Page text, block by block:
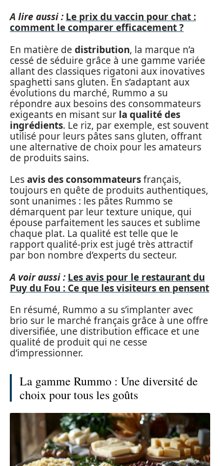
A lire aussi : Le prix du vaccin pour chat :
comment le comparer efficacement ?
En matière de distribution, la marque n’a
cessé de séduire grâce à une gamme variée
allant des classiques rigatoni aux inovatives
spaghetti sans gluten. En s’adaptant aux
évolutions du marché, Rummo a su
répondre aux besoins des consommateurs
exigeants en misant sur la qualité des
ingrédients. Le riz, par exemple, est souvent
utilisé pour leurs pâtes sans gluten, offrant
une alternative de choix pour les amateurs
de produits sains.
Lesavis des consommateursfrançais,
toujours en quête de produits authentiques,
sont unanimes : les pâtes Rummo se
démarquent par leur texture unique, qui
épouse parfaitement les sauces et sublime
chaque plat. La qualité est telle que le
rapport qualité-prix est jugé très attractif
par bon nombre d’experts du secteur.
A voir aussi : Les avis pour le restaurant du
Puy du Fou : Ce que les visiteurs en pensent
En résumé, Rummo a su s’implanter avec
brio sur le marché français grâce à une offre
diversifiée, une distribution efficace et une
qualité de produit qui ne cesse
d’impressionner.
La gamme Rummo : Une diversité de
choix pour tous les goûts